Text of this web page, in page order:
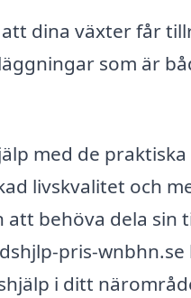
dina växter får
som är
med de praktiska
livskvalitet och
behöva dela sin
pris-wnbhn.se
i ditt